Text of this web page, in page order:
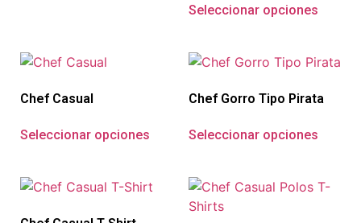
Seleccionar opciones
Chef Casual
Seleccionar opciones
Chef Gorro Tipo Pirata
Seleccionar opciones